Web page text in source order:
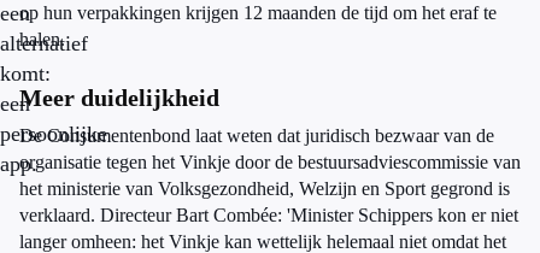
een
alternatief
komt:
een
persoonlijke
app.
op hun verpakkingen krijgen 12 maanden de tijd om het eraf te
halen.
Meer duidelijkheid
De Consumentenbond laat weten dat juridisch bezwaar van de
organisatie tegen het Vinkje door de bestuursadviescommissie van
het ministerie van Volksgezondheid, Welzijn en Sport gegrond is
verklaard. Directeur Bart Combée: 'Minister Schippers kon er niet
langer omheen: het Vinkje kan wettelijk helemaal niet omdat het